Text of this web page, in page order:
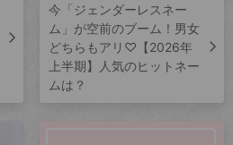
今「ジェンダーレスネー
ム」が空前のブーム！男女
どちらもアリ♡【2026年
上半期】人気のヒットネー
ムは？